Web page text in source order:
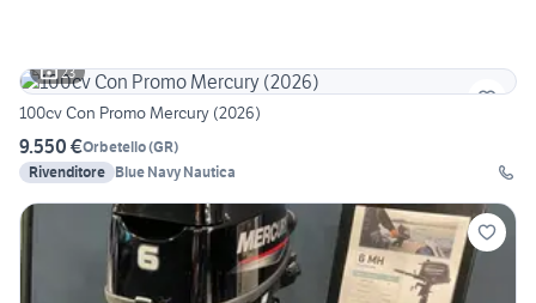
23
100cv Con Promo Mercury (2026)
9.550 €Orbetello(GR)
Rivenditore Blue Navy Nautica